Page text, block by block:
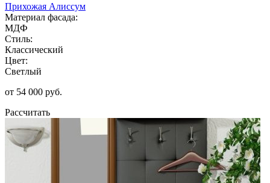
Прихожая Алиссум
Материал фасада:
МДФ
Стиль:
Классический
Цвет:
Светлый
от 54 000 руб.
Рассчитать